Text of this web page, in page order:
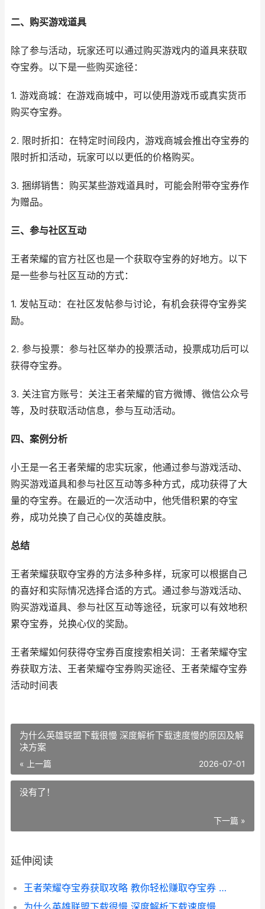
二、购买游戏道具
除了参与活动，玩家还可以通过购买游戏内的道具来获取
夺宝券。以下是一些购买途径：
1. 游戏商城：在游戏商城中，可以使用游戏币或真实货币
购买夺宝券。
2. 限时折扣：在特定时间段内，游戏商城会推出夺宝券的
限时折扣活动，玩家可以以更低的价格购买。
3. 捆绑销售：购买某些游戏道具时，可能会附带夺宝券作
为赠品。
三、参与社区互动
王者荣耀的官方社区也是一个获取夺宝券的好地方。以下
是一些参与社区互动的方式：
1. 发帖互动：在社区发帖参与讨论，有机会获得夺宝券奖
励。
2. 参与投票：参与社区举办的投票活动，投票成功后可以
获得夺宝券。
3. 关注官方账号：关注王者荣耀的官方微博、微信公众号
等，及时获取活动信息，参与互动活动。
四、案例分析
小王是一名王者荣耀的忠实玩家，他通过参与游戏活动、
购买游戏道具和参与社区互动等多种方式，成功获得了大
量的夺宝券。在最近的一次活动中，他凭借积累的夺宝
券，成功兑换了自己心仪的英雄皮肤。
总结
王者荣耀获取夺宝券的方法多种多样，玩家可以根据自己
的喜好和实际情况选择合适的方式。通过参与游戏活动、
购买游戏道具、参与社区互动等途径，玩家可以有效地积
累夺宝券，兑换心仪的奖励。
王者荣耀如何获得夺宝券百度搜索相关词：王者荣耀夺宝
券获取方法、王者荣耀夺宝券购买途径、王者荣耀夺宝券
活动时间表
为什么英雄联盟下载很慢 深度解析下载速度慢的原因及解
决方案
« 上一篇 2026-07-01
没有了！
下一篇 »
延伸阅读
王者荣耀夺宝券获取攻略 教你轻松赚取夺宝券 畅享游戏福利